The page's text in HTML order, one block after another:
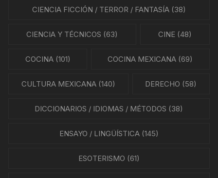
CIENCIA FICCIÓN / TERROR / FANTASÍA(38)
CIENCIA Y TÉCNICOS (63) CINE(48)
COCINA(101) COCINA MEXICANA (69)
CULTURA MEXICANA(140) DERECHO (58)
DICCIONARIOS / IDIOMAS / MÉTODOS (38)
ENSAYO / LINGÜÍSTICA(145)
ESOTERISMO (61)